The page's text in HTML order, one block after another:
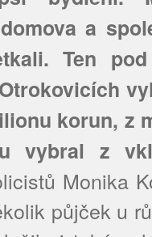
a
Ten
korun, z
vybral z
Monika
půjček u